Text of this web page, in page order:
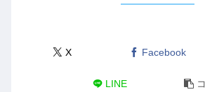
X Facebook
LINE